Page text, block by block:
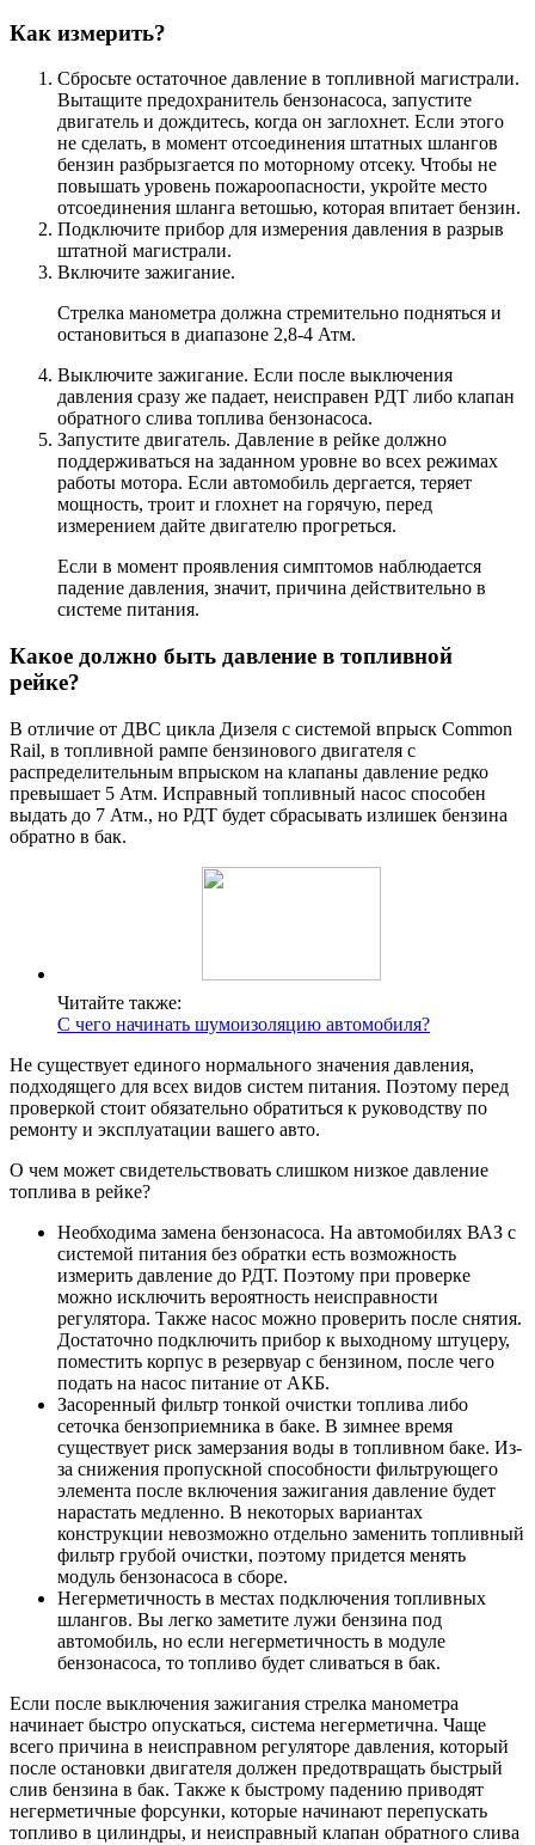
Как измерить?
Сбросьте остаточное давление в топливной магистрали.
Вытащите предохранитель бензонасоса, запустите
двигатель и дождитесь, когда он заглохнет. Если этого
не сделать, в момент отсоединения штатных шлангов
бензин разбрызгается по моторному отсеку. Чтобы не
повышать уровень пожароопасности, укройте место
отсоединения шланга ветошью, которая впитает бензин.
Подключите прибор для измерения давления в разрыв
штатной магистрали.
Включите зажигание.
Стрелка манометра должна стремительно подняться и
остановиться в диапазоне 2,8-4 Атм.
Выключите зажигание. Если после выключения
давления сразу же падает, неисправен РДТ либо клапан
обратного слива топлива бензонасоса.
Запустите двигатель. Давление в рейке должно
поддерживаться на заданном уровне во всех режимах
работы мотора. Если автомобиль дергается, теряет
мощность, троит и глохнет на горячую, перед
измерением дайте двигателю прогреться.
Если в момент проявления симптомов наблюдается
падение давления, значит, причина действительно в
системе питания.
Какое должно быть давление в топливной
рейке?
В отличие от ДВС цикла Дизеля с системой впрыск Common
Rail, в топливной рампе бензинового двигателя с
распределительным впрыском на клапаны давление редко
превышает 5 Атм. Исправный топливный насос способен
выдать до 7 Атм., но РДТ будет сбрасывать излишек бензина
обратно в бак.
Читайте также:
С чего начинать шумоизоляцию автомобиля?
Не существует единого нормального значения давления,
подходящего для всех видов систем питания. Поэтому перед
проверкой стоит обязательно обратиться к руководству по
ремонту и эксплуатации вашего авто.
О чем может свидетельствовать слишком низкое давление
топлива в рейке?
Необходима замена бензонасоса. На автомобилях ВАЗ с
системой питания без обратки есть возможность
измерить давление до РДТ. Поэтому при проверке
можно исключить вероятность неисправности
регулятора. Также насос можно проверить после снятия.
Достаточно подключить прибор к выходному штуцеру,
поместить корпус в резервуар с бензином, после чего
подать на насос питание от АКБ.
Засоренный фильтр тонкой очистки топлива либо
сеточка бензоприемника в баке. В зимнее время
существует риск замерзания воды в топливном баке. Из-
за снижения пропускной способности фильтрующего
элемента после включения зажигания давление будет
нарастать медленно. В некоторых вариантах
конструкции невозможно отдельно заменить топливный
фильтр грубой очистки, поэтому придется менять
модуль бензонасоса в сборе.
Негерметичность в местах подключения топливных
шлангов. Вы легко заметите лужи бензина под
автомобиль, но если негерметичность в модуле
бензонасоса, то топливо будет сливаться в бак.
Если после выключения зажигания стрелка манометра
начинает быстро опускаться, система негерметична. Чаще
всего причина в неисправном регуляторе давления, который
после остановки двигателя должен предотвращать быстрый
слив бензина в бак. Также к быстрому падению приводят
негерметичные форсунки, которые начинают перепускать
топливо в цилиндры, и неисправный клапан обратного слива